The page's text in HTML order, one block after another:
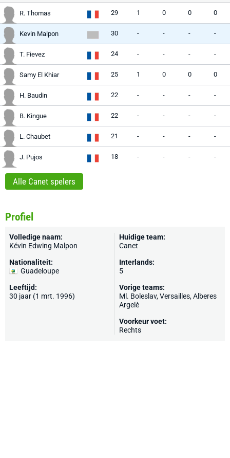
R. Thomas 29 1 0 0 0
Kevin Malpon 30 - - - -
T. Fievez 24 - - - -
Samy El Khiar 25 1 0 0 0
H. Baudin 22 - - - -
B. Kingue 22 - - - -
L. Chaubet 21 - - - -
J. Pujos 18 - - - -
Alle Canet spelers
Profiel
Volledige naam:
Kévin Edwing Malpon
Nationaliteit:
Guadeloupe
Leeftijd:
30 jaar (1 mrt. 1996)
Huidige team:
Canet
Interlands:
5
Vorige teams:
Ml. Boleslav,Versailles,Alberes
Argelè
Voorkeur voet:
Rechts